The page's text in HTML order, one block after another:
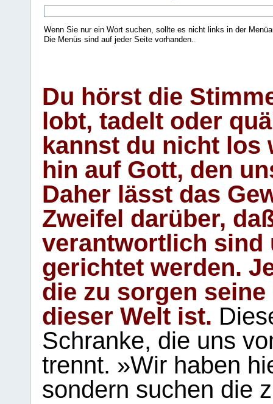
Wenn Sie nur ein Wort suchen, sollte es nicht links in der
Die Menüs sind auf jeder Seite vorhanden..
Du hörst die
lobt, tadelt oder
kannst du nicht los
hin auf Gott, den
Daher lässt das
Zweifel darüber,
verantwortlich sind
gerichtet werden.
die zu sorgen
dieser Welt ist.
Schranke, die uns
trennt. »Wir haben
sondern suchen die